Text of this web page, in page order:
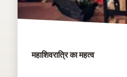
महाशिवरात्रि का महत्व